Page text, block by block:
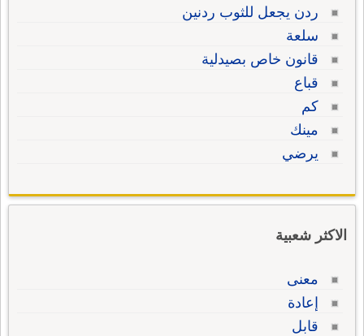
ردن يجعل للثوب ردنين
سلعة
قانون خاص بصيدلية
قباع
كم
مينك
يرضي
الاكثر شعبية
معنى
إعادة
قابل